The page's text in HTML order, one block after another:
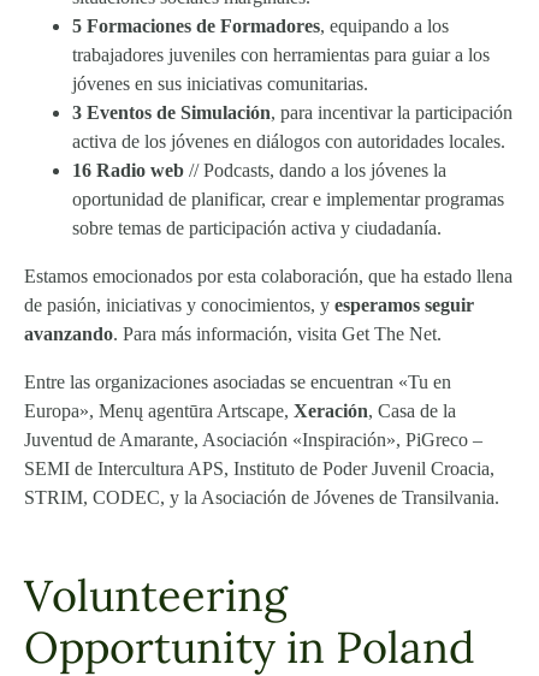
5 Formaciones de Formadores, equipando a los
trabajadores juveniles con herramientas para guiar a los
jóvenes en sus iniciativas comunitarias.
3 Eventos de Simulación, para incentivar la participación
activa de los jóvenes en diálogos con autoridades locales.
16 Radio web // Podcasts, dando a los jóvenes la
oportunidad de planificar, crear e implementar programas
sobre temas de participación activa y ciudadanía.
Estamos emocionados por esta colaboración, que ha estado llena
de pasión, iniciativas y conocimientos, y esperamos seguir
avanzando. Para más información, visita Get The Net.
Entre las organizaciones asociadas se encuentran «Tu en
Europa», Menų agentūra Artscape, Xeración, Casa de la
Juventud de Amarante, Asociación «Inspiración», PiGreco –
SEMI de Intercultura APS, Instituto de Poder Juvenil Croacia,
STRIM, CODEC, y la Asociación de Jóvenes de Transilvania.
Volunteering
Opportunity in Poland